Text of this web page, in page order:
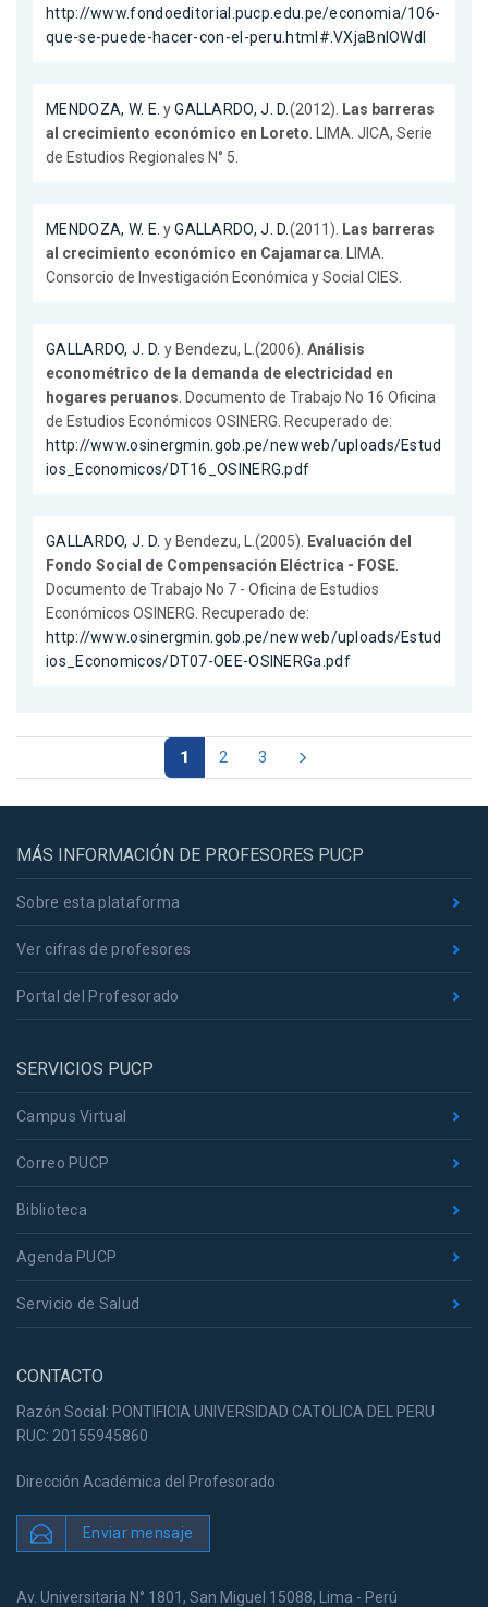
http://www.fondoeditorial.pucp.edu.pe/economia/106-
que-se-puede-hacer-con-el-peru.html#.VXjaBnlOWdI
MENDOZA, W. E. yGALLARDO, J. D.(2012). Las barreras
al crecimiento económico en Loreto. LIMA. JICA, Serie
de Estudios Regionales N° 5.
MENDOZA, W. E. yGALLARDO, J. D.(2011). Las barreras
al crecimiento económico en Cajamarca. LIMA.
Consorcio de Investigación Económica y Social CIES.
GALLARDO, J. D. y Bendezu, L.(2006). Análisis
econométrico de la demanda de electricidad en
hogares peruanos. Documento de Trabajo No 16 Oficina
de Estudios Económicos OSINERG. Recuperado de:
http://www.osinergmin.gob.pe/newweb/uploads/Estud
ios_Economicos/DT16_OSINERG.pdf
GALLARDO, J. D. y Bendezu, L.(2005). Evaluación del
Fondo Social de Compensación Eléctrica - FOSE.
Documento de Trabajo No 7 - Oficina de Estudios
Económicos OSINERG. Recuperado de:
http://www.osinergmin.gob.pe/newweb/uploads/Estud
ios_Economicos/DT07-OEE-OSINERGa.pdf
1 2 3
MÁS INFORMACIÓN DE PROFESORES PUCP
Sobre esta plataforma
Ver cifras de profesores
Portal del Profesorado
SERVICIOS PUCP
Campus Virtual
Correo PUCP
Biblioteca
Agenda PUCP
Servicio de Salud
CONTACTO
Razón Social: PONTIFICIA UNIVERSIDAD CATOLICA DEL PERU
RUC: 20155945860
Dirección Académica del Profesorado
Enviar mensaje
Av. Universitaria N° 1801, San Miguel 15088, Lima - Perú